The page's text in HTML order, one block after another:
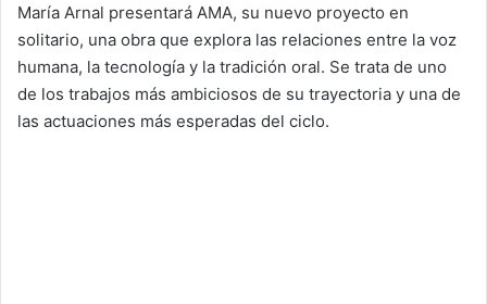
María Arnal presentará AMA, su nuevo proyecto en
solitario, una obra que explora las relaciones entre la voz
humana, la tecnología y la tradición oral. Se trata de uno
de los trabajos más ambiciosos de su trayectoria y una de
las actuaciones más esperadas del ciclo.